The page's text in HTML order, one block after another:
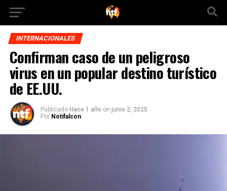
INTERNACIONALES
Confirman caso de un peligroso
virus en un popular destino turístico
de EE.UU.
Publicado Hace 1 año on junio 2, 2025
Por Notifalcon